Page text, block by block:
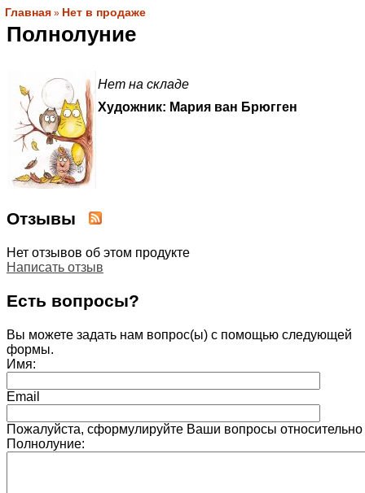
Главная » Нет в продаже
Полнолуние
Нет на складе
Художник: Мария ван Брюгген
Отзывы
Нет отзывов об этом продукте
Написать отзыв
Есть вопросы?
Вы можете задать нам вопрос(ы) с помощью следующей
формы.
Имя:
Email
Пожалуйста, сформулируйте Ваши вопросы относительно
Полнолуние: